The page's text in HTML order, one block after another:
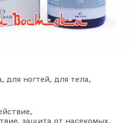
для ногтей для тела
защита от насекомых